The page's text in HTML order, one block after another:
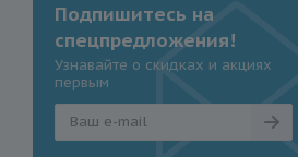
Подпишитесь на
спецпредложения!
Узнавайте о скидках и акциях
первым